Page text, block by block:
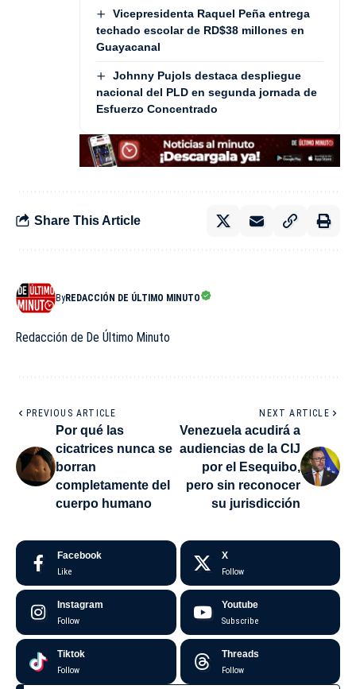
Vicepresidenta Raquel Peña entrega
techado escolar de RD$38 millones en
Guayacanal
Johnny Pujols destaca despliegue
nacional del PLD en segunda jornada de
Esfuerzo Concentrado
Share This Article
ByREDACCIÓN DE ÚLTIMO MINUTO
Redacción de De Último Minuto
PREVIOUS ARTICLE
Por qué las
cicatrices nunca se
borran
completamente del
cuerpo humano
NEXT ARTICLE
Venezuela acudirá a
audiencias de la CIJ
por el Esequibo,
pero sin reconocer
su jurisdicción
Facebook
Like
X
Follow
Instagram
Follow
Youtube
Subscribe
Tiktok
Follow
Threads
Follow